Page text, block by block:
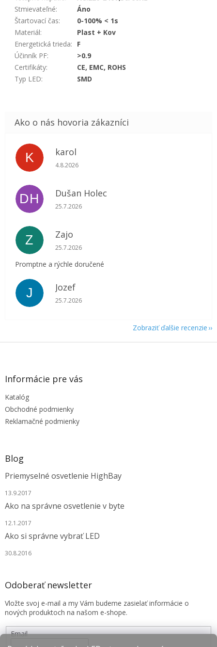
Stmievateľné:
Áno
Štartovací čas:
0-100% < 1s
Materiál:
Plast + Kov
Energetická trieda:
F
Účinník PF:
>0.9
Certifikáty:
CE, EMC, ROHS
Typ LED: SMD
K karol
Hodnotenie obchodu je 5 z 5 hviezdičiek.
4.8.2026
DH Dušan Holec
Hodnotenie obchodu je 5 z 5 hviezdičiek.
25.7.2026
Z Zajo
Hodnotenie obchodu je 5 z 5 hviezdičiek.
25.7.2026
Promptne a rýchle doručené
J Jozef
Hodnotenie obchodu je 5 z 5 hviezdičiek.
25.7.2026
Zobraziť ďalšie recenzie
Z
Informácie pre vás
Katalóg
Obchodné podmienky
Reklamačné podmienky
Blog
Priemyselné osvetlenie HighBay
13.9.2017
Ako na správne osvetlenie v byte
12.1.2017
Ako si správne vybrať LED
30.8.2016
Odoberať newsletter
Vložte svoj e-mail a my Vám budeme zasielať informácie o
nových produktoch na našom e-shope.
Email